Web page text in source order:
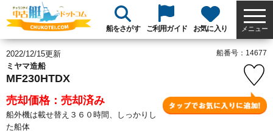
船をさがす ご利用ガイド お気に入り メニュー
2022/12/15更新
ミヤマ造船
MF230HTDX
売却価格：売却済み
船外機は載せ替え３６０時間、しっかりし
た船体
船番号：14677